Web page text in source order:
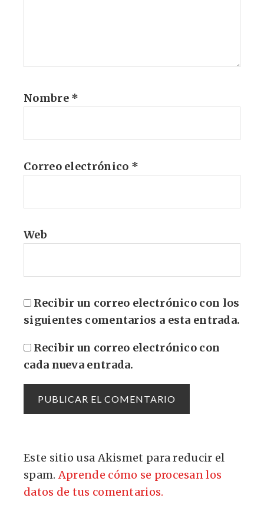
Nombre *
Correo electrónico *
Web
Recibir un correo electrónico con los
siguientes comentarios a esta entrada.
Recibir un correo electrónico con
cada nueva entrada.
Este sitio usa Akismet para reducir el
spam.Aprende cómo se procesan los
datos de tus comentarios.